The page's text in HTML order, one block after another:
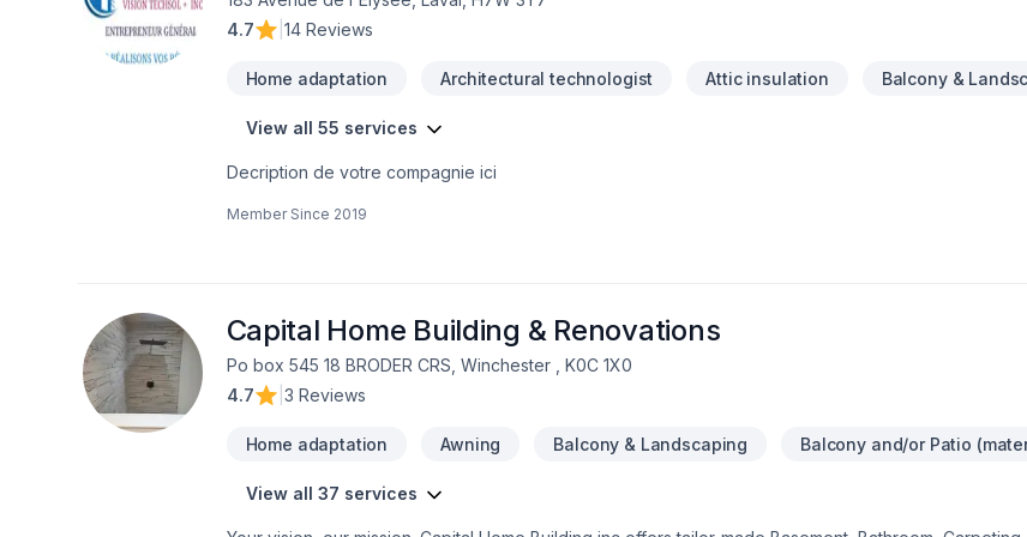
4.7
14 Reviews
Home adaptation Architectural technologist Attic insulation Balcony &
View all 55 services
Decription de votre compagnie ici
Member Since 2019
Capital Home Building & Renovations
Po box 545 18 BRODER CRS, Winchester , K0C 1X0
4.7
3 Reviews
Home adaptation Awning Balcony & Landscaping Balcony and/or Patio
View all 37 services